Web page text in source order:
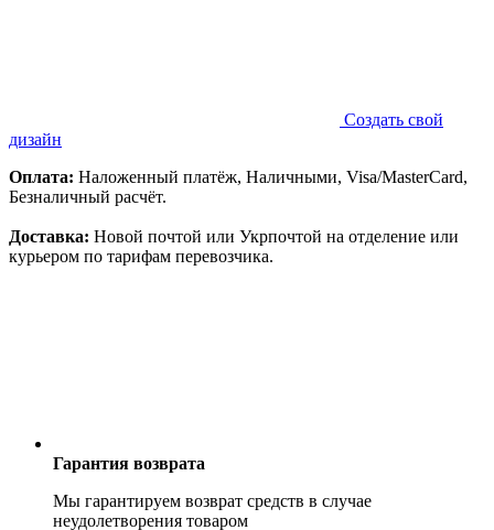
Создать свой
дизайн
Оплата: Наложенный платёж, Наличными, Visa/MasterCard,
Безналичный расчёт.
Доставка: Новой почтой или Укрпочтой на отделение или
курьером по тарифам перевозчика.
Гарантия возврата
Мы гарантируем возврат средств в случае
неудолетворения товаром